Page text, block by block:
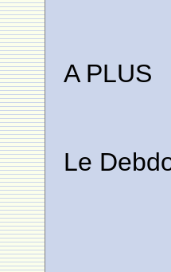
A PLUS
Le